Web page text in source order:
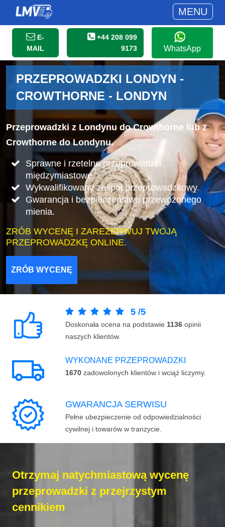
MENU
E-
MAIL
+44 208 099
9173
WhatsApp
PRZEPROWADZKI LONDYN -
CROWTHORNE - LONDYN
Przeprowadzki z Londynu do Crowthorne lub z
Crowthorne do Londynu.
Sprawne i rzetelne przeprowadzki
międzymiastowe.
Wykwalifikowany zespół przeprowadzkowy.
Gwarancja i bezpieczeństwo przewożonego
mienia.
ZRÓB WYCENĘ I ZAREZERWUJ TWOJĄ
PRZEPROWADZKĘ ONLINE.
ZRÓB WYCENĘ
5 /5
Doskonała ocena na podstawie 1136 opinii
naszych klientów.
WYKONANE PRZEPROWADZKI
1670 zadowolonych klientów i wciąż liczymy.
GWARANCJA SERWISU
Pełne ubezpieczenie od odpowiedzialności
cywilnej i towarów w tranzycie.
Otrzymaj natychmiastową wycenę
przeprowadzki z przejrzystym
cennikiem